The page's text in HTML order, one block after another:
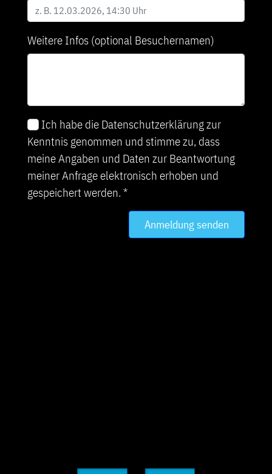
Weitere Infos (optional Besuchernamen)
Ich habe die Datenschutzerklärung zur
Kenntnis genommen und stimme zu, dass
meine Angaben und Daten zur Beantwortung
meiner Anfrage elektronisch erhoben und
gespeichert werden. *
Anmeldung senden